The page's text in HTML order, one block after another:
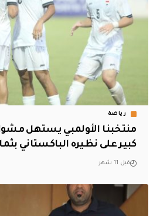
رياضة
منتخبنا الأولمبي يستهل
كبير على نظيره الباكستاني
قبل 11 شهر